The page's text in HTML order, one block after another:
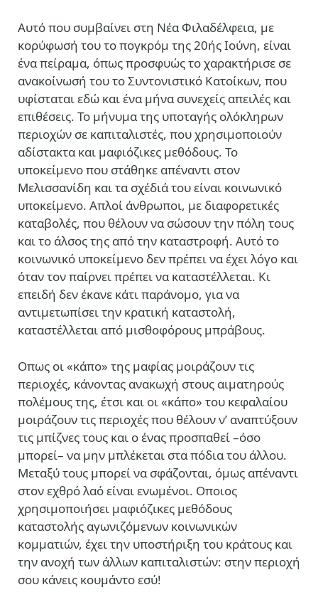
Αυτό που συμβαίνει στη Νέα Φιλαδέλφεια, με
κορύφωσή του το πογκρόμ της 20ής Ιούνη, είναι
ένα πείραμα, όπως προσφυώς το χαρακτήρισε σε
ανακοίνωσή του το Συντονιστικό Κατοίκων, που
υφίσταται εδώ και ένα μήνα συνεχείς απειλές και
επιθέσεις. Το μήνυμα της υποταγής ολόκληρων
περιοχών σε καπιταλιστές, που χρησιμοποιούν
αδίστακτα και μαφιόζικες μεθόδους. Το
υποκείμενο που στάθηκε απέναντι στον
Μελισσανίδη και τα σχέδιά του είναι κοινωνικό
υποκείμενο. Απλοί άνθρωποι, με διαφορετικές
καταβολές, που θέλουν να σώσουν την πόλη τους
και το άλσος της από την καταστροφή. Αυτό το
κοινωνικό υποκείμενο δεν πρέπει να έχει λόγο και
όταν τον παίρνει πρέπει να καταστέλλεται. Κι
επειδή δεν έκανε κάτι παράνομο, για να
αντιμετωπίσει την κρατική καταστολή,
καταστέλλεται από μισθοφόρους μπράβους.
Οπως οι «κάπο» της μαφίας μοιράζουν τις
περιοχές, κάνοντας ανακωχή στους αιματηρούς
πολέμους της, έτσι και οι «κάπο» του κεφαλαίου
μοιράζουν τις περιοχές που θέλουν ν’ αναπτύξουν
τις μπίζνες τους και ο ένας προσπαθεί –όσο
μπορεί– να μην μπλέκεται στα πόδια του άλλου.
Μεταξύ τους μπορεί να σφάζονται, όμως απέναντι
στον εχθρό λαό είναι ενωμένοι. Οποιος
χρησιμοποιήσει μαφιόζικες μεθόδους
καταστολής αγωνιζόμενων κοινωνικών
κομματιών, έχει την υποστήριξη του κράτους και
την ανοχή των άλλων καπιταλιστών: στην περιοχή
σου κάνεις κουμάντο εσύ!